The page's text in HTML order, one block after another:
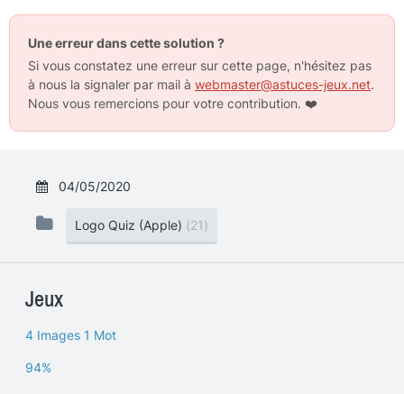
Une erreur dans cette solution ?
Si vous constatez une erreur sur cette page, n'hésitez pas
à nous la signaler par mail à webmaster@astuces-jeux.net.
Nous vous remercions pour votre contribution. ❤️
04/05/2020
Logo Quiz (Apple) (21)
Jeux
4 Images 1 Mot
94%